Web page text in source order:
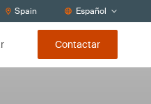
Spain Español
Contactar